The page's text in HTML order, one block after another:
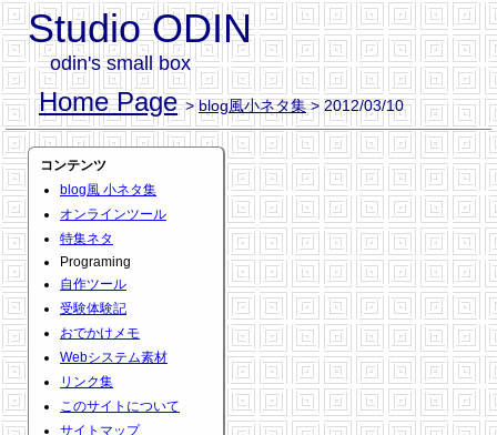
Studio ODIN
odin's small box
Home Page >blog風小ネタ集> 2012/03/10
コンテンツ
blog風 小ネタ集
オンラインツール
特集ネタ
Programing
自作ツール
受験体験記
おでかけメモ
Webシステム素材
リンク集
このサイトについて
サイトマップ